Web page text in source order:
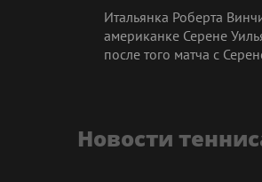
Итальянка Роберта
американке Серене
после того матча с
Новости